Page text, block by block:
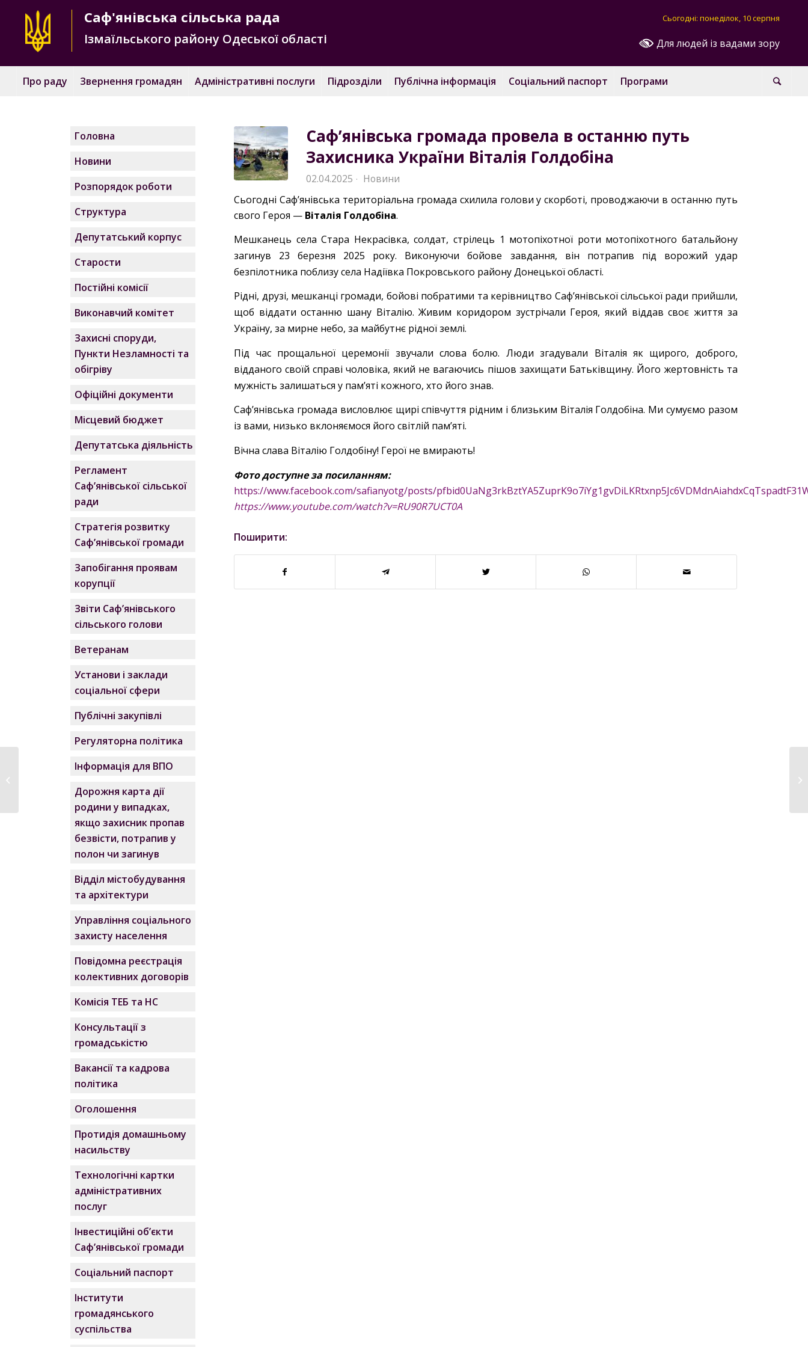
Для людей із вадами зору
Сьогодні: понеділок, 10 серпня
Саф'янівська сільська рада
Ізмаїльського району Одеської області
Про раду Звернення громадян Адміністративні послуги Підрозділи Публічна інформація Соціальний паспорт Програми
Саф’янівська громада провела в останню путь
Захисника України Віталія Голдобіна
02.04.2025 · Новини
Сьогодні Саф’янівська територіальна громада схилила голови у скорботі, проводжаючи в останню путь
свого Героя — Віталія Голдобіна.
Мешканець села Стара Некрасівка, солдат, стрілець 1 мотопіхотної роти мотопіхотного батальйону
загинув 23 березня 2025 року. Виконуючи бойове завдання, він потрапив під ворожий удар
безпілотника поблизу села Надіївка Покровського району Донецької області.
Рідні, друзі, мешканці громади, бойові побратими та керівництво Сафʼянівської сільської ради прийшли,
щоб віддати останню шану Віталію. Живим коридором зустрічали Героя, який віддав своє життя за
Україну, за мирне небо, за майбутнє рідної землі.
Під час прощальної церемонії звучали слова болю. Люди згадували Віталія як щирого, доброго,
відданого своїй справі чоловіка, який не вагаючись пішов захищати Батьківщину. Його жертовність та
мужність залишаться у пам’яті кожного, хто його знав.
Саф’янівська громада висловлює щирі співчуття рідним і близьким Віталія Голдобіна. Ми сумуємо разом
із вами, низько вклоняємося його світлій пам’яті.
Вічна слава Віталію Голдобіну! Герої не вмирають!
Фото доступне за посиланням:
https://www.facebook.com/safianyotg/posts/
https://www.youtube.com/watch?v=RU90R7UCT0A
Поширити:
Головна
Новини
Розпорядок роботи
Структура
Депутатський корпус
Старости
Постійні комісії
Виконавчий комітет
Захисні споруди,
Пункти Незламності та
обігріву
Офіційні документи
Місцевий бюджет
Депутатська діяльність
Регламент
Саф’янівської сільської
ради
Стратегія розвитку
Саф’янівської громади
Запобігання проявам
корупції
Звіти Саф’янівського
сільського голови
Ветеранам
Установи і заклади
соціальної сфери
Публічні закупівлі
Регуляторна політика
Інформація для ВПО
Дорожня карта дії
родини у випадках,
якщо захисник пропав
безвісти, потрапив у
полон чи загинув
Відділ містобудування
та архітектури
Управління соціального
захисту населення
Повідомна реєстрація
колективних договорів
Комісія ТЕБ та НС
Консультації з
громадськістю
Вакансії та кадрова
політика
Оголошення
Протидія домашньому
насильству
Технологічні картки
адміністративних
послуг
Інвестиційні об’єкти
Саф’янівської громади
Соціальний паспорт
Інститути
громадянського
суспільства